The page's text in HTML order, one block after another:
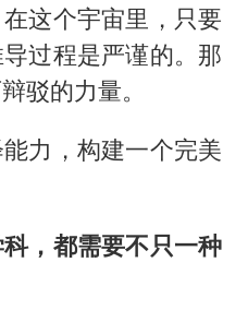
这个宇宙里，只要
过程是严谨的。那
驳的力量。
力，构建一个完美
，都需要不只一种